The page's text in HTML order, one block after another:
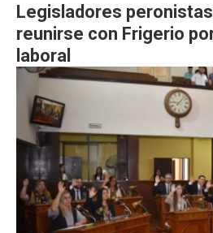
Legisladores
reunirse con Frigerio
laboral